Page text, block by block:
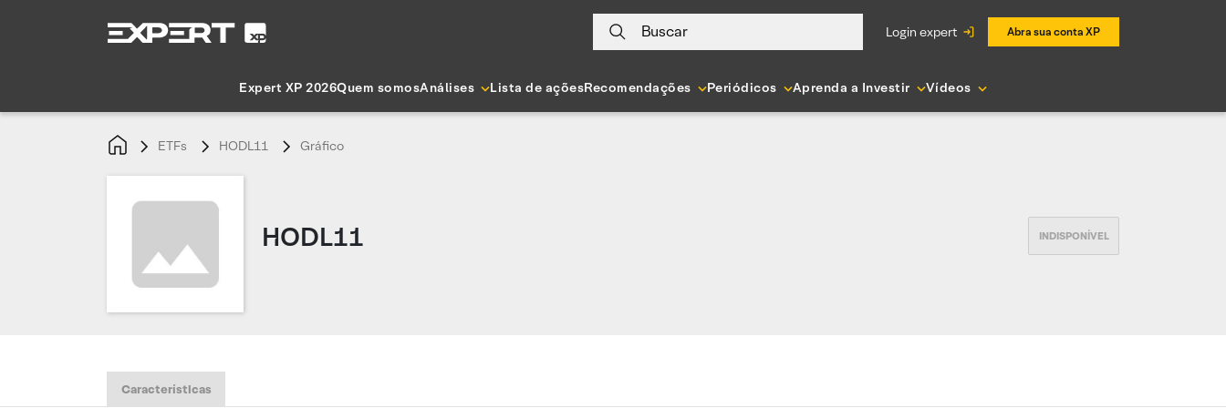
Buscar login expert Abra sua conta XP
Expert XP 2026Quem somosAnálises Lista de açõesRecomendações Periódicos Aprenda a Investir Vídeos
ETFs HODL11 Gráfico
HODL11
Características